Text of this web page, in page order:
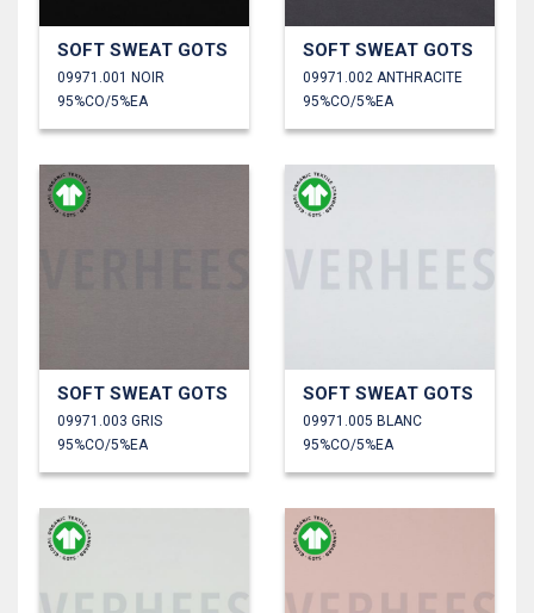
SOFT SWEAT GOTS
09971.001 NOIR
95%CO/5%EA
SOFT SWEAT GOTS
09971.002 ANTHRACITE
95%CO/5%EA
SOFT SWEAT GOTS
09971.003 GRIS
95%CO/5%EA
SOFT SWEAT GOTS
09971.005 BLANC
95%CO/5%EA